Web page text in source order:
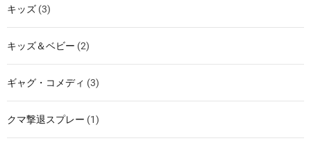
キッズ (3)
キッズ＆ベビー (2)
ギャグ・コメディ (3)
クマ撃退スプレー (1)